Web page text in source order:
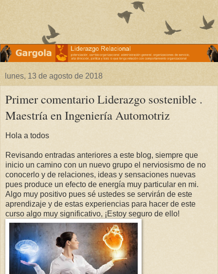
lunes, 13 de agosto de 2018
Primer comentario Liderazgo sostenible .
Maestría en Ingeniería Automotriz
Hola a todos
Revisando entradas anteriores a este blog, siempre que
inicio un camino con un nuevo grupo el nerviosismo de no
conocerlo y de relaciones, ideas y sensaciones nuevas
pues produce un efecto de energía muy particular en mi.
Algo muy positivo pues sé ustedes se servirán de este
aprendizaje y de estas experiencias para hacer de este
curso algo muy significativo, ¡Estoy seguro de ello!